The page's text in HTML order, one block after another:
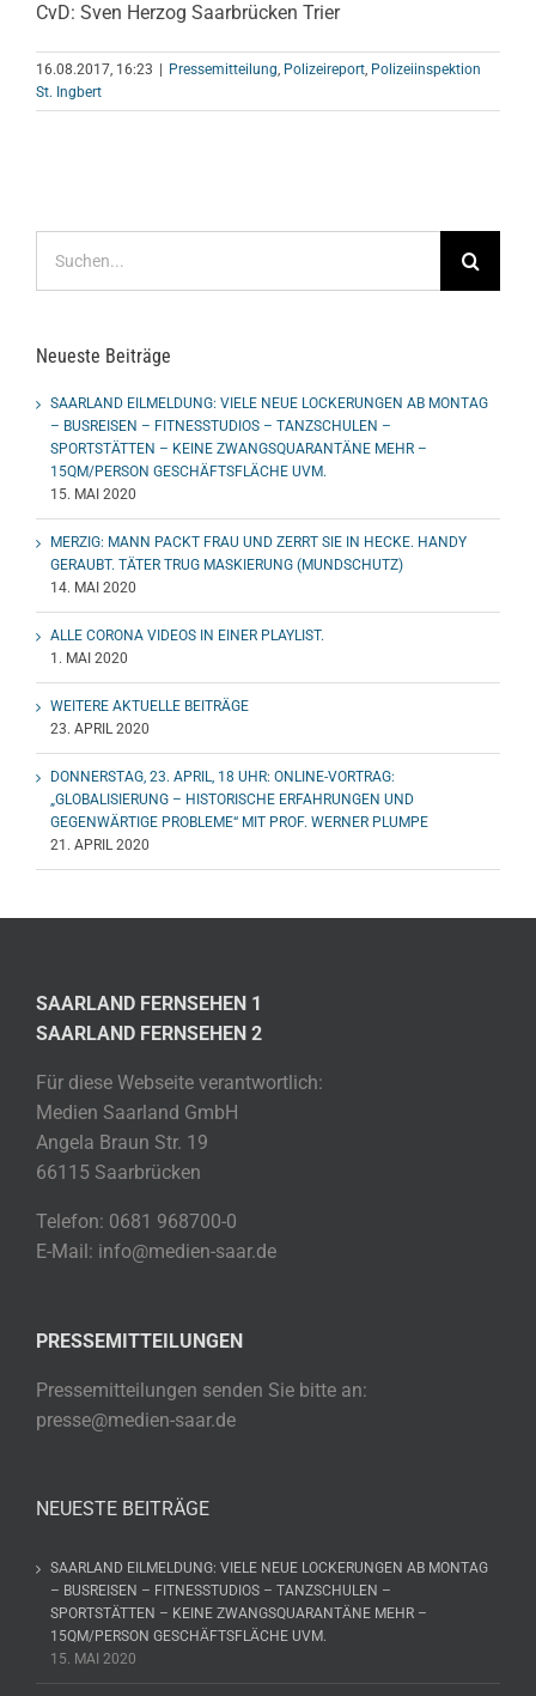
CvD: Sven Herzog Saarbrücken Trier
16.08.2017, 16:23 Pressemitteilung, Polizeireport, Polizeiinspektion
St. Ingbert
nach:
Neueste Beiträge
SAARLAND EILMELDUNG: VIELE NEUE LOCKERUNGEN AB MONTAG
– BUSREISEN – FITNESSTUDIOS – TANZSCHULEN –
SPORTSTÄTTEN – KEINE ZWANGSQUARANTÄNE MEHR –
15QM/PERSON GESCHÄFTSFLÄCHE UVM.
15. MAI 2020
MERZIG: MANN PACKT FRAU UND ZERRT SIE IN HECKE. HANDY
GERAUBT. TÄTER TRUG MASKIERUNG (MUNDSCHUTZ)
14. MAI 2020
ALLE CORONA VIDEOS IN EINER PLAYLIST.
1. MAI 2020
WEITERE AKTUELLE BEITRÄGE
23. APRIL 2020
DONNERSTAG, 23. APRIL, 18 UHR: ONLINE-VORTRAG:
„GLOBALISIERUNG – HISTORISCHE ERFAHRUNGEN UND
GEGENWÄRTIGE PROBLEME“ MIT PROF. WERNER PLUMPE
21. APRIL 2020
SAARLAND FERNSEHEN 1
SAARLAND FERNSEHEN 2
Für diese Webseite verantwortlich:
Medien Saarland GmbH
Angela Braun Str. 19
66115 Saarbrücken
Telefon: 0681 968700-0
E-Mail: info@medien-saar.de
PRESSEMITTEILUNGEN
Pressemitteilungen senden Sie bitte an:
presse@medien-saar.de
NEUESTE BEITRÄGE
SAARLAND EILMELDUNG: VIELE NEUE LOCKERUNGEN AB MONTAG
– BUSREISEN – FITNESSTUDIOS – TANZSCHULEN –
SPORTSTÄTTEN – KEINE ZWANGSQUARANTÄNE MEHR –
15QM/PERSON GESCHÄFTSFLÄCHE UVM.
15. MAI 2020